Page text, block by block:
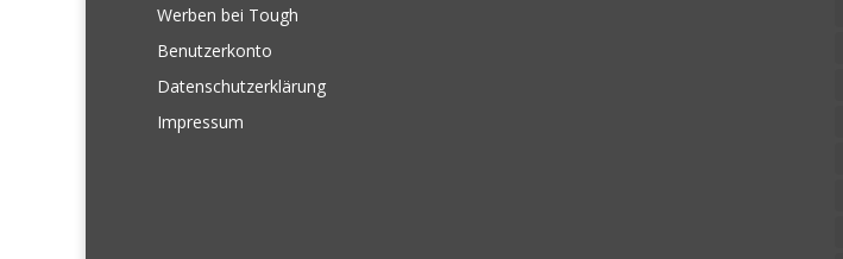
Werben bei Tough
Benutzerkonto
Datenschutzerklärung
Impressum